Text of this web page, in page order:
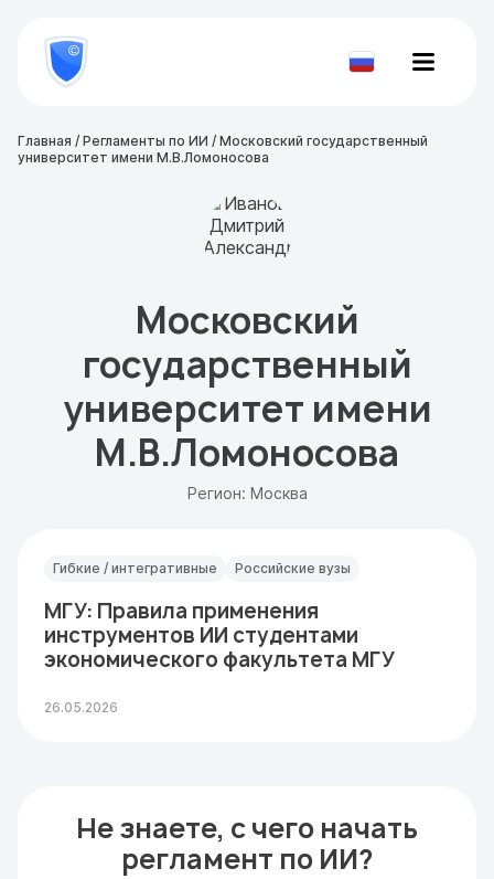
800
777-
81-Проверить
Главная / Регламенты по ИИ / Московский государственный
университет имени М.В.Ломоносова
Московский
государственный
университет имени
М.В.Ломоносова
Регион: Москва
Гибкие / интегративные Российские вузы
МГУ: Правила применения
инструментов ИИ студентами
экономического факультета МГУ
26.05.2026
Не знаете, с чего начать
регламент по ИИ?